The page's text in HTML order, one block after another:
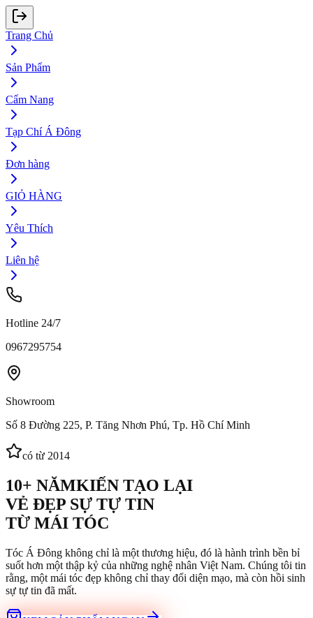
Trang Chủ
Sản Phẩm
Cẩm Nang
Tạp Chí Á Đông
Đơn hàng
GIỎ HÀNG
Yêu Thích
Liên hệ
Hotline 24/7
0967295754
Showroom
Số 8 Đường 225, P. Tăng Nhơn Phú, Tp. Hồ Chí Minh
có từ 2014
10+ NĂMKIẾN TẠO LẠI
VẺ ĐẸP SỰ TỰ TIN
TỪ MÁI TÓC
Tóc Á Đông không chỉ là một thương hiệu, đó là hành trình bền bỉ
suốt hơn một thập kỷ của những nghệ nhân Việt Nam. Chúng tôi tin
rằng, một mái tóc đẹp không chỉ thay đổi diện mạo, mà còn hồi sinh
sự tự tin đã mất.